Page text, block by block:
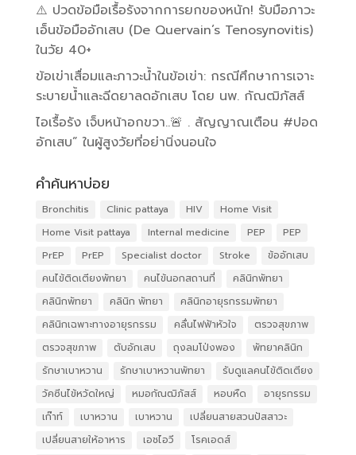
⚠️ ปวดข้อมือเรื้อรังจากการยกของหนัก! รับมือภาวะ
เอ็นข้อมืออักเสบ (De Quervain’s Tenosynovitis)
ในวัย 40+
ข้อเข่าเสื่อมและภาวะน้ำในข้อเข่า: กรณีศึกษาการเจาะ
ระบายน้ำและฉีดยาลดอักเสบ โดย นพ. กัณฒิภัสส์
ไอเรื้อรัง เจ็บหน้าอกขวา..🚨 . สัญญาณเตือน #ปอด
อักเสบ” ในผู้สูงวัยที่อย่านิ่งนอนใจ
คำค้นหาบ่อย
Bronchitis Clinic pattaya HIV
Home Visit
Home Visit pattaya
Internal medicine PEP
PEP
PrEP
PrEP Specialist doctor Stroke
ข้ออักเสบ
คนไข้ติดเตียงพัทยา
คนไข้นอกสถานที่
คลินิกพัทยา
คลินิกพัทยา
คลินิก พัทยา
คลินิกอายุรกรรมพัทยา
คลินิกเฉพาะทางอายุรกรรม
คลื่นไฟฟ้าหัวใจ
ตรวจสุขภาพ
ตรวจสุขภาพ
ตับอักเสบ ถุงลมโป่งพอง
พัทยาคลินิก
รักษาเบาหวาน
รักษาเบาหวานพัทยา
รับดูแลคนไข้ติดเตียง
วัคซีนไข้หวัดใหญ่
หมอกัณฒิภัสส์ หอบหืด
อายุรกรรม
เก๊าท์
เบาหวาน เบาหวาน
เปลี่ยนสายสวนปัสสาวะ
เปลี่ยนสายให้อาหาร
เอชไอวี
โรคเอดส์